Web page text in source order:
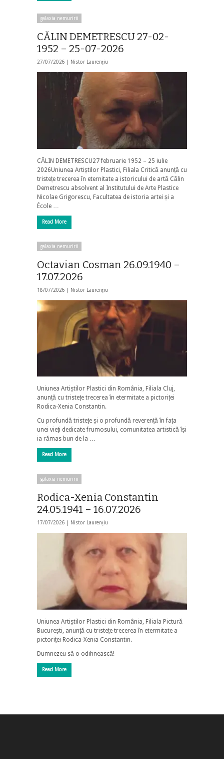
galaxia nemuririi
CĂLIN DEMETRESCU 27-02-
1952 – 25-07-2026
27/07/2026 | Nistor Laurențiu
CĂLIN DEMETRESCU27 februarie 1952 – 25 iulie
2026Uniunea Artiștilor Plastici, Filiala Critică anunță cu
tristețe trecerea în eternitate a istoricului de artă Călin
Demetrescu absolvent al Institutului de Arte Plastice
Nicolae Grigorescu, Facultatea de istoria artei și a
École …
Read More
galaxia nemuririi
Octavian Cosman 26.09.1940 –
17.07.2026
18/07/2026 | Nistor Laurențiu
Uniunea Artiștilor Plastici din România, Filiala Cluj,
anunță cu tristețe trecerea în etermitate a pictoriței
Rodica-Xenia Constantin.
Cu profundă tristețe și o profundă reverență în fața
unei vieți dedicate frumosului, comunitatea artistică își
ia rămas bun de la …
Read More
galaxia nemuririi
Rodica-Xenia Constantin
24.05.1941 – 16.07.2026
17/07/2026 | Nistor Laurențiu
Uniunea Artiștilor Plastici din România, Filiala Pictură
București, anunță cu tristețe trecerea în etermitate a
pictoriței Rodica-Xenia Constantin.
Dumnezeu să o odihnească!
Read More